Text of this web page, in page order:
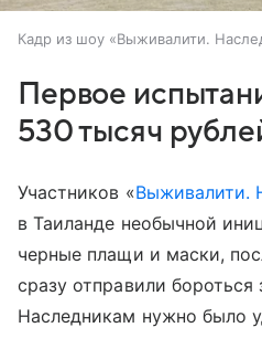
Кадр из шоу «Выживалити.
Первое
530 тысяч
Участников «Выживалити.
в Таиланде необычной
черные плащи и маски,
сразу отправили бороться
Наследникам нужно было